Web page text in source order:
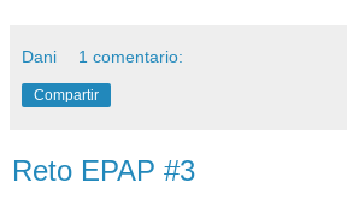
Dani 1 comentario:
Compartir
Reto EPAP #3